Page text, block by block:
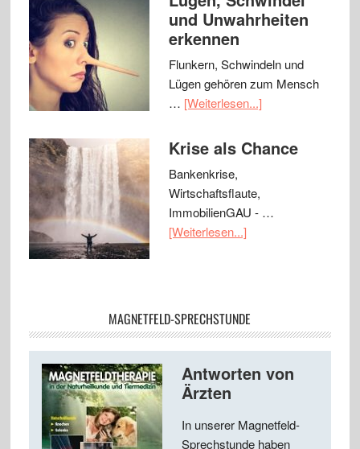
und Unwahrheiten
erkennen
Flunkern, Schwindeln und
Lügen gehören zum Mensch
… [Weiterlesen...]
Krise als Chance
Bankenkrise,
Wirtschaftsflaute,
ImmobilienGAU - …
[Weiterlesen...]
MAGNETFELD-SPRECHSTUNDE
Antworten von
Ärzten
In unserer Magnetfeld-
Sprechstunde haben